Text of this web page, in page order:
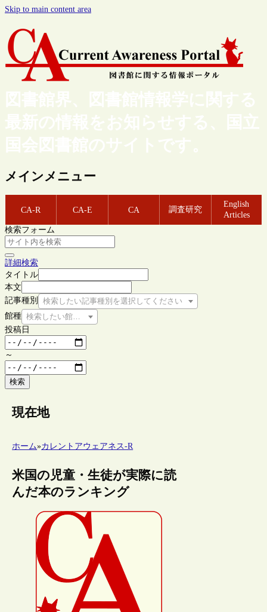
Skip to main content area
図書館界、図書館情報学に関する
最新の情報をお知らせする、国立
国会図書館のサイトです。
メインメニュー
CA-R CA-E CA 調査研究
English
Articles
検索フォーム
詳細検索
タイトル
本文
記事種別
検索したい記事種別を選択してください
館種 検索したい館種を選択してください
投稿日
～
検索
現在地
ホーム»カレントアウェアネス-R
米国の児童・生徒が実際に読
んだ本のランキング